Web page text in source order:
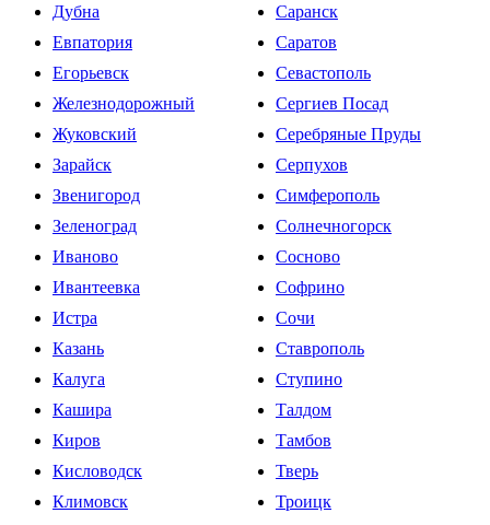
Дубна
Евпатория
Егорьевск
Железнодорожный
Жуковский
Зарайск
Звенигород
Зеленоград
Иваново
Ивантеевка
Истра
Казань
Калуга
Кашира
Киров
Кисловодск
Климовск
Саранск
Саратов
Севастополь
Сергиев Посад
Серебряные Пруды
Серпухов
Симферополь
Солнечногорск
Сосново
Софрино
Сочи
Ставрополь
Ступино
Талдом
Тамбов
Тверь
Троицк